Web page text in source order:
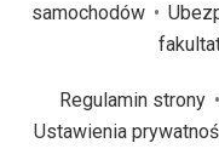
samochodów
Regulamin strony
Ustawienia